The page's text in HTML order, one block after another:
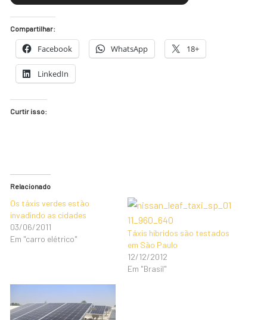
Compartilhar:
Facebook WhatsApp 18+
LinkedIn
Curtir isso:
Relacionado
Os táxis verdes estão
invadindo as cidades
03/06/2011
Em "carro elétrico"
Táxis híbridos são testados
em São Paulo
12/12/2012
Em "Brasil"